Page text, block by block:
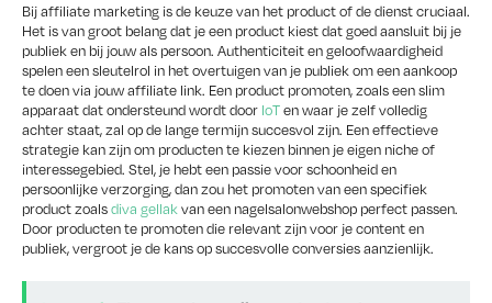
Bij affiliate marketing is de keuze van het product of de dienst cruciaal.
Het is van groot belang dat je een product kiest dat goed aansluit bij je
publiek en bij jouw als persoon. Authenticiteit en geloofwaardigheid
spelen een sleutelrol in het overtuigen van je publiek om een aankoop
te doen via jouw affiliate link. Een product promoten, zoals een slim
apparaat dat ondersteund wordt door IoTen waar je zelf volledig
achter staat, zal op de lange termijn succesvol zijn. Een effectieve
strategie kan zijn om producten te kiezen binnen je eigen niche of
interessegebied. Stel, je hebt een passie voor schoonheid en
persoonlijke verzorging, dan zou het promoten van een specifiek
product zoalsdiva gellakvan een nagelsalonwebshop perfect passen.
Door producten te promoten die relevant zijn voor je content en
publiek, vergroot je de kans op succesvolle conversies aanzienlijk.